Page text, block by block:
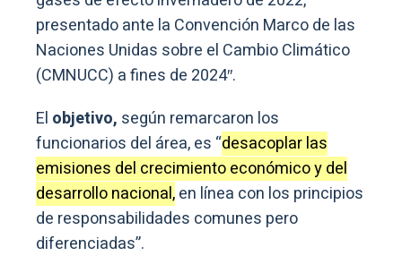
presentado ante la Convención Marco de las
Naciones Unidas sobre el Cambio Climático
(CMNUCC) a fines de 2024″.
El objetivo, según remarcaron los
funcionarios del área, es “desacoplar las
emisiones del crecimiento económico y del
desarrollo nacional,en línea con los principios
de responsabilidades comunes pero
diferenciadas”.